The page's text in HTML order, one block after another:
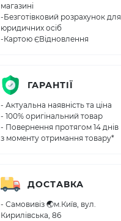
магазині
-Безготівковий розрахунок для
юридичних осіб
-Картою ЄВідновлення
ГАРАНТІЇ
- Актуальна наявність та ціна
- 100% оригінальний товар
- Повернення протягом 14 днів
з моменту отримання товару*
ДОСТАВКА
- Самовивіз 🌏м.Київ, вул.
Кирилівська, 86